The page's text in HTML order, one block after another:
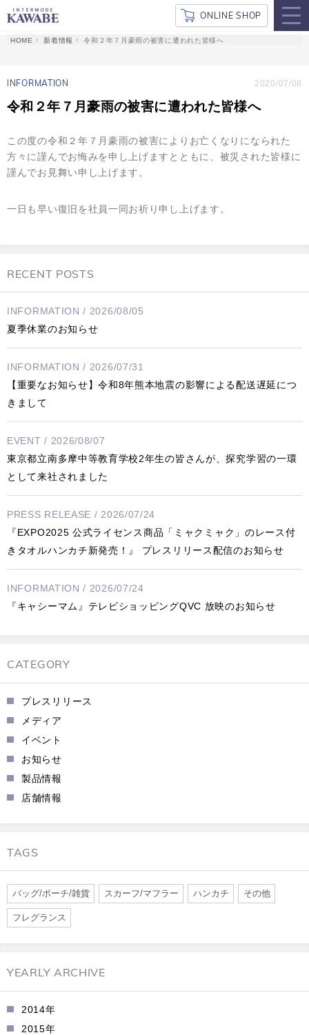
ONLINE SHOP
新着情報 令和２年７月豪雨の被害に遭われた皆様へ
INFORMATION 2020/07/08
令和２年７月豪雨の被害に遭われた皆様へ
この度の令和２年７月豪雨の被害によりお亡くなりになられた
方々に謹んでお悔みを申し上げますとともに、被災された皆様に
謹んでお見舞い申し上げます。
一日も早い復旧を社員一同お祈り申し上げます。
RECENT POSTS
INFORMATION / 2026/08/05
夏季休業のお知らせ
INFORMATION / 2026/07/31
【重要なお知らせ】令和8年熊本地震の影響による配送遅延につ
きまして
EVENT / 2026/08/07
東京都立南多摩中等教育学校2年生の皆さんが、探究学習の一環
として来社されました
PRESS RELEASE / 2026/07/24
『EXPO2025 公式ライセンス商品「ミャクミャク」のレース付
きタオルハンカチ新発売！』 プレスリリース配信のお知らせ
INFORMATION / 2026/07/24
『キャシーマム』テレビショッピングQVC 放映のお知らせ
CATEGORY
プレスリリース
メディア
イベント
お知らせ
製品情報
店舗情報
TAGS
バッグ/ポーチ/雑貨 スカーフ/マフラー ハンカチ その他
フレグランス
YEARLY ARCHIVE
2014年
2015年